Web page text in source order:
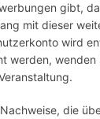
gibt,
mit dieser
wird
werden,
die